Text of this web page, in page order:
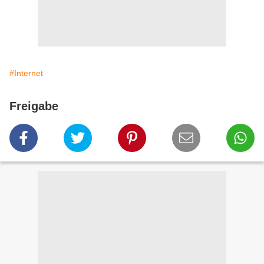
#Internet
Freigabe